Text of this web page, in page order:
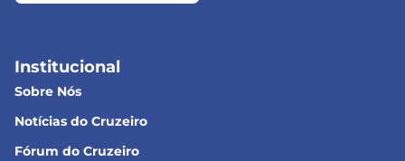
Institucional
Sobre Nós
Notícias do Cruzeiro
Fórum do Cruzeiro